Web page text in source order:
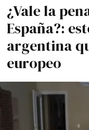
¿Vale la
España?:
argentina
europeo